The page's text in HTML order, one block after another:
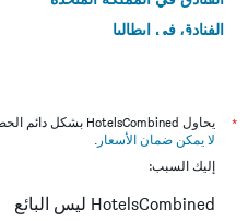
الفنادق في إيطاليا
*
يحاول HotelsCombined بشكل دائم الحصول على الأسعار الدقيقة، ولكن
لا يمكن ضمان الأسعار .
إليك السبب:
HotelsCombined ليس البائع